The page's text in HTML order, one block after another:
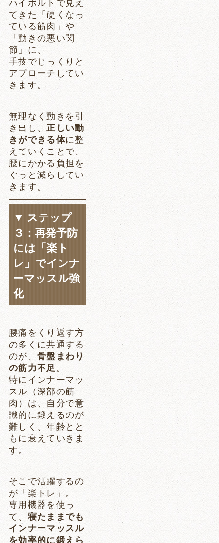
ハイボルトで見え
てきた「硬くなっ
ている筋肉」や
「動きの悪い関
節」に、
手技でじっくりと
アプローチしてい
きます。
無理なく動きを引
き出し、正しい動
きができる体に整
えていくことで、
腰にかかる負担を
ぐっと減らしてい
きます。
▼ ステップ
３：再発予防
には「楽ト
レ」でインナ
ーマッスル強
化
腰痛をくり返す方
の多くに共通する
のが、 骨盤まわり
の筋力不足。
特にインナーマッ
スル（深部の筋
肉）は、自分で意
識的に鍛えるのが
難しく、年齢とと
もに衰えていきま
す。
そこで活躍するの
が「楽トレ」。
専用機器を使っ
て、寝たままでも
インナーマッスル
を効率的に鍛えら